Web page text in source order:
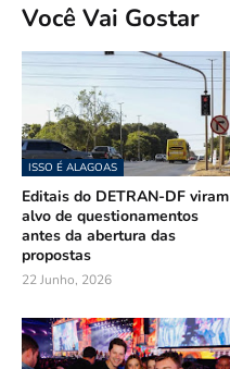
Você Vai Gostar
ISSO É ALAGOAS
Editais do DETRAN-DF viram
alvo de questionamentos
antes da abertura das
propostas
22 Junho, 2026